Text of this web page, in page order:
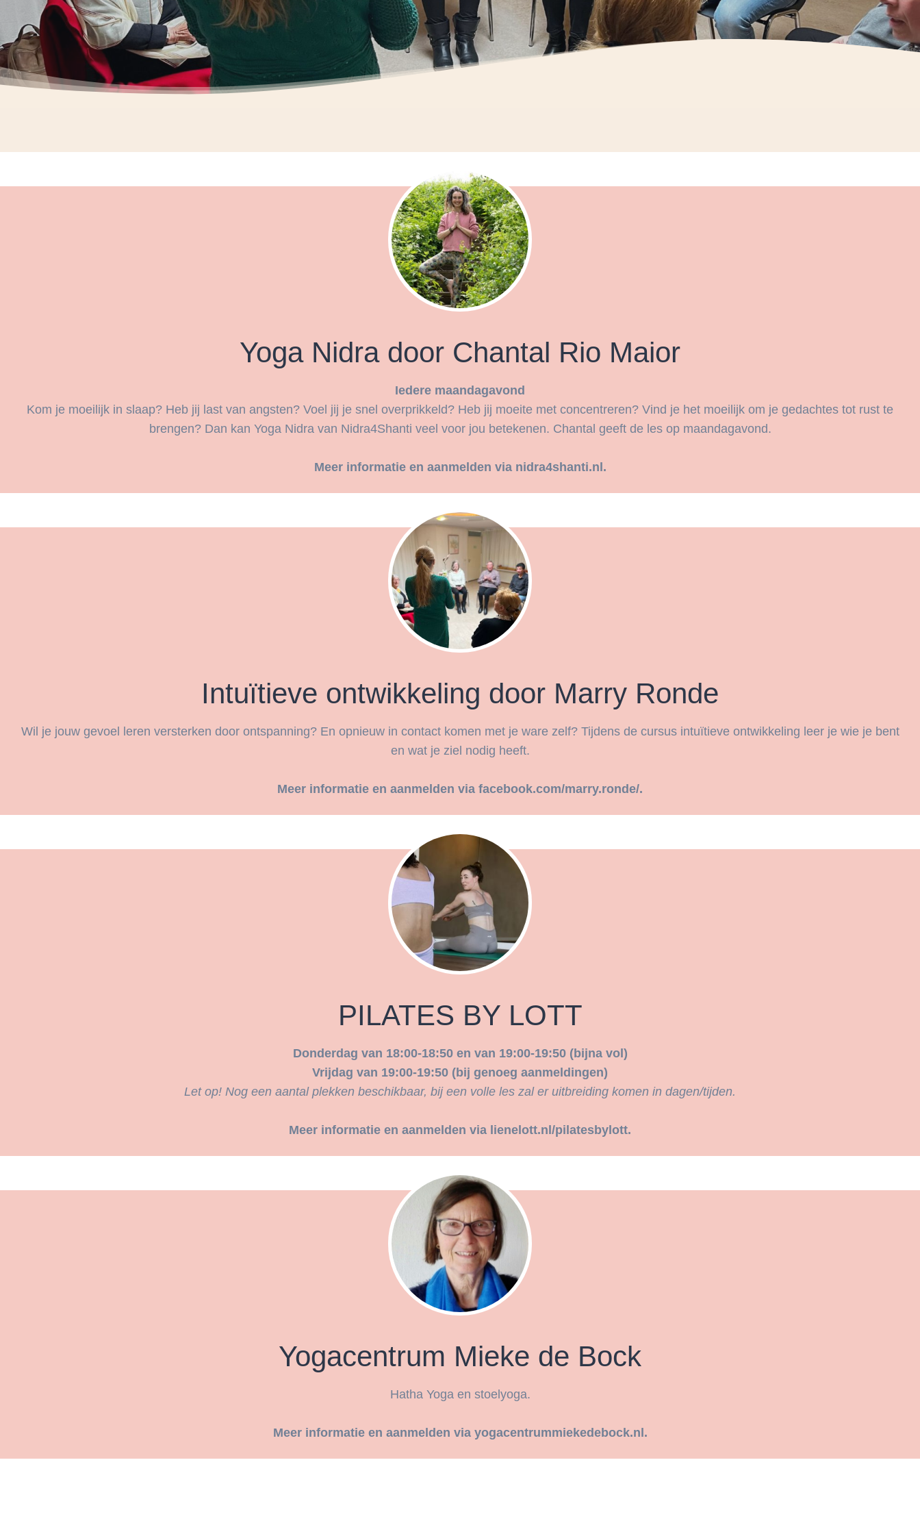
Yoga Nidra door Chantal Rio Maior
Iedere maandagavond
Kom je moeilijk in slaap? Heb jij last van angsten? Voel jij je snel overprikkeld? Heb jij moeite met concentreren? Vind je het moeilijk om je gedachtes tot rust te
brengen? Dan kan Yoga Nidra van Nidra4Shanti veel voor jou betekenen. Chantal geeft de les op maandagavond.
Meer informatie en aanmelden via nidra4shanti.nl.
Intuïtieve ontwikkeling door Marry Ronde
Wil je jouw gevoel leren versterken door ontspanning? En opnieuw in contact komen met je ware zelf? Tijdens de cursus intuïtieve ontwikkeling leer je wie je bent
en wat je ziel nodig heeft.
Meer informatie en aanmelden via facebook.com/marry.ronde/.
PILATES BY LOTT
Donderdag van 18:00-18:50 en van 19:00-19:50 (bijna vol)
Vrijdag van 19:00-19:50 (bij genoeg aanmeldingen)
Let op! Nog een aantal plekken beschikbaar, bij een volle les zal er uitbreiding komen in dagen/tijden.
Meer informatie en aanmelden via lienelott.nl/pilatesbylott.
Yogacentrum Mieke de Bock
Hatha Yoga en stoelyoga.
Meer informatie en aanmelden via yogacentrummiekedebock.nl.